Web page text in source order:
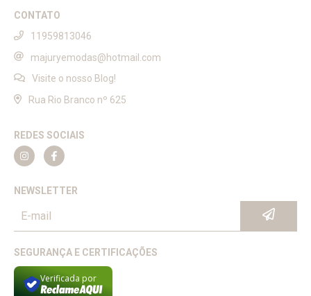
CONTATO
11959813046
majuryemodas@hotmail.com
Visite o nosso Blog!
Rua Rio Branco nº 625
REDES SOCIAIS
NEWSLETTER
SEGURANÇA E CERTIFICAÇÕES
Verificada por